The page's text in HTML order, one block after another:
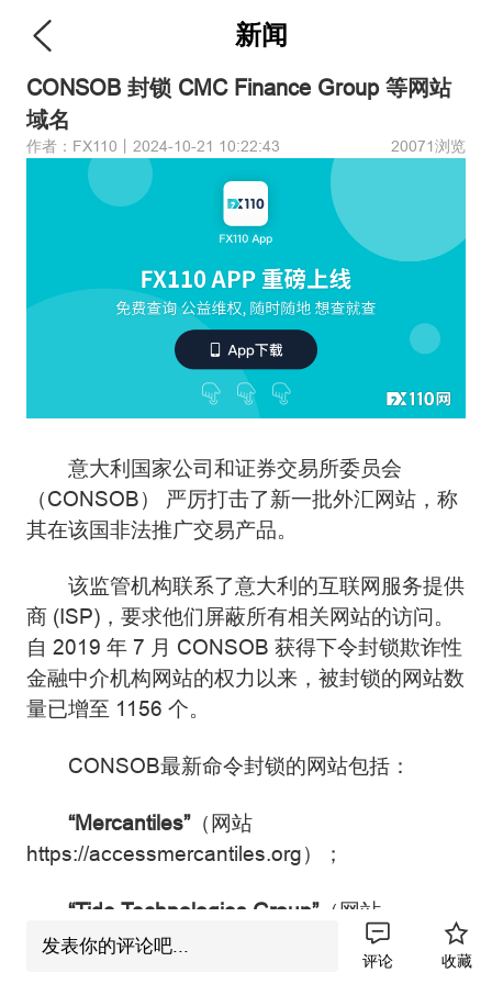
新闻
CONSOB 封锁 CMC Finance Group 等网站
域名
作者：FX110丨2024-10-21 10:22:43 20071浏览
意大利国家公司和证券交易所委员会
（CONSOB） 严厉打击了新一批外汇网站，称
其在该国非法推广交易产品。
该监管机构联系了意大利的互联网服务提供
商 (ISP)，要求他们屏蔽所有相关网站的访问。
自 2019 年 7 月 CONSOB 获得下令封锁欺诈性
金融中介机构网站的权力以来，被封锁的网站数
量已增至 1156 个。
CONSOB最新命令封锁的网站包括：
“Mercantiles”（网站
https://accessmercantiles.org）；
“Tide Technologies Group”（网站
https://tidetechnologiesgroup.pro 和相关页面
发表你的评论吧...
评论 收藏